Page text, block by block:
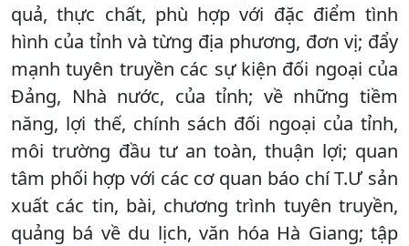
quả, thực chất, phù hợp với đặc điểm tình
hình của tỉnh và từng địa phương, đơn vị; đẩy
mạnh tuyên truyền các sự kiện đối ngoại của
Đảng, Nhà nước, của tỉnh; về những tiềm
năng, lợi thế, chính sách đối ngoại của tỉnh,
môi trường đầu tư an toàn, thuận lợi; quan
tâm phối hợp với các cơ quan báo chí T.Ư sản
xuất các tin, bài, chương trình tuyên truyền,
quảng bá về du lịch, văn hóa Hà Giang; tập